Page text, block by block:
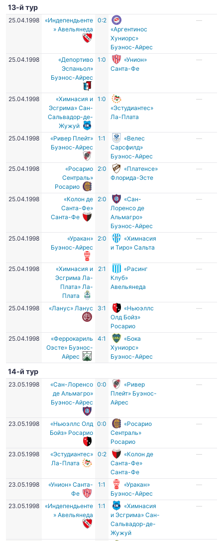
13-й тур
25.04.1998
«Индепендьенте
» Авельянеда
0:2
«Аргентинос
Хуниорс»
Буэнос-Айрес
—
25.04.1998
«Депортиво
Эспаньол»
Буэнос-Айрес
1:0
«Унион»
Санта-Фе
—
25.04.1998
«Химнасия и
Эсгрима» Сан-
Сальвадор-де-
Жужуй
1:0
«Эстудиантес»
Ла-Плата
—
25.04.1998
«Ривер Плейт»
Буэнос-Айрес
1:1
«Велес
Сарсфилд»
Буэнос-Айрес
—
25.04.1998
«Росарио
Сентраль»
Росарио
2:0
«Платенсе»
Флорида-Эсте
—
25.04.1998
«Колон де
Санта-Фе»
Санта-Фе
2:0
«Сан-
Лоренсо де
Альмагро»
Буэнос-Айрес
—
25.04.1998
«Уракан»
Буэнос-Айрес
2:0
«Химнасия
и Тиро» Сальта
—
25.04.1998
«Химнасия и
Эсгрима Ла-
Плата» Ла-
Плата
2:1
«Расинг
Клуб»
Авельянеда
—
25.04.1998 «Ланус» Ланус 3:1
«Ньюэллс
Олд Бойз»
Росарио
—
25.04.1998
«Феррокариль
Оэсте» Буэнос-
Айрес
4:1
«Бока
Хуниорс»
Буэнос-Айрес
—
14-й тур
23.05.1998
«Сан-Лоренсо
де Альмагро»
Буэнос-Айрес
0:0
«Ривер
Плейт» Буэнос-
Айрес
—
23.05.1998
«Ньюэллс Олд
Бойз» Росарио
0:0
«Росарио
Сентраль»
Росарио
—
23.05.1998
«Эстудиантес»
Ла-Плата
0:2
«Колон де
Санта-Фе»
Санта-Фе
—
23.05.1998
«Унион» Санта-
Фе
1:1
«Уракан»
Буэнос-Айрес
—
23.05.1998
«Индепендьенте
» Авельянеда
1:1
«Химнасия
и Эсгрима» Сан-
Сальвадор-де-
Жужуй
—